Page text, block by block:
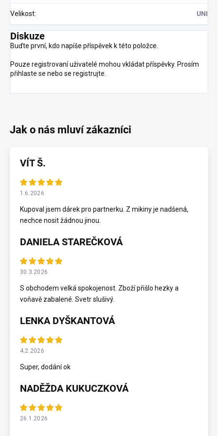
Velikost: UNI
Diskuze
Buďte první, kdo napíše příspěvek k této položce.
Pouze registrovaní uživatelé mohou vkládat příspěvky. Prosím
přihlaste se nebo se registrujte.
VÍT Š.
1.6.2026
Kupoval jsem dárek pro partnerku. Z mikiny je nadšená,
nechce nosit žádnou jinou.
DANIELA STAREČKOVÁ
30.3.2026
S obchodem velká spokojenost. Zboží přišlo hezky a
voňavě zabalené. Svetr slušivý.
LENKA DYŠKANTOVÁ
4.2.2026
Super, dodání ok
NADĚŽDA KUKUCZKOVÁ
26.1.2026